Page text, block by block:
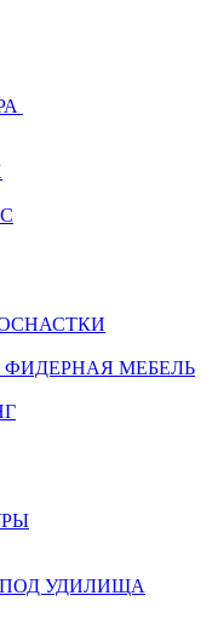
МЕБЕЛЬ
УДИЛИЩА